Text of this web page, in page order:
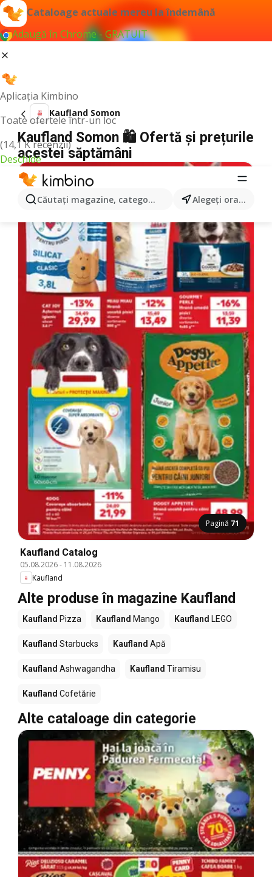
Cataloage actuale mereu la îndemână
Adaugă în Chrome - GRATUIT
Aplicația Kimbino
Toate ofertele într-un loc
(14,1 K recenzii)
Deschide
Căutaţi magazine, categorii, produse... Alegeţi oraşul
Kaufland Somon
Kaufland Somon 🛍️ Ofertă și prețurile
acestei săptămâni
Pagină 71
Kaufland Catalog
05.08.2026- 11.08.2026
Kaufland
Alte produse în magazine Kaufland
Kaufland Pizza Kaufland Mango Kaufland LEGO
Kaufland Starbucks Kaufland Apă
Kaufland Ashwagandha Kaufland Tiramisu
Kaufland Cofetărie
Alte cataloage din categorie